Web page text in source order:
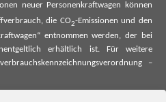
neuer Personenkraftwagen können
die CO2-Emissionen und den
entnommen werden, der bei
erhältlich ist. Für weitere
–